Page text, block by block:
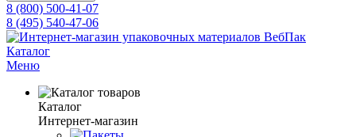
8 (800) 500-41-07
8 (495) 540-47-06
Каталог
Меню
Каталог
Интернет-магазин